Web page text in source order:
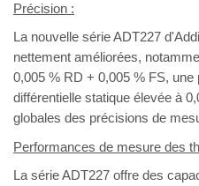
Précision :
La nouvelle série ADT227
nettement améliorées,
0,005 % RD + 0,005 % FS,
différentielle statique élevée à
globales des précisions de
Performances de mesure des
La série ADT227 offre des